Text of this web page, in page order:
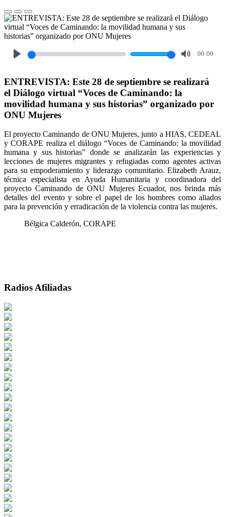
00:00
ENTREVISTA: Este 28 de septiembre se realizará
el Diálogo virtual “Voces de Caminando: la
movilidad humana y sus historias” organizado por
ONU Mujeres
El proyecto Caminando de ONU Mujeres, junto a HIAS, CEDEAL
y CORAPE realiza el diálogo “Voces de Caminando: la movilidad
humana y sus historias” donde se analizarán las experiencias y
lecciones de mujeres migrantes y refugiadas como agentes activas
para su empoderamiento y liderazgo comunitario. Elizabeth Arauz,
técnica especialista en Ayuda Humanitaria y coordinadora del
proyecto Caminando de ONU Mujeres Ecuador, nos brinda más
detalles del evento y sobre el papel de los hombres como aliados
para la prevención y erradicación de la violencia contra las mujeres.
Bélgica Calderón, CORAPE
Radios Afiliadas